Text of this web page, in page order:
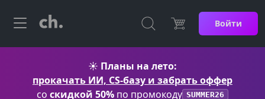
Войти
☀️ Планы на лето:
прокачать ИИ, CS-базу и забрать оффер
со скидкой 50% по промокоду SUMMER26